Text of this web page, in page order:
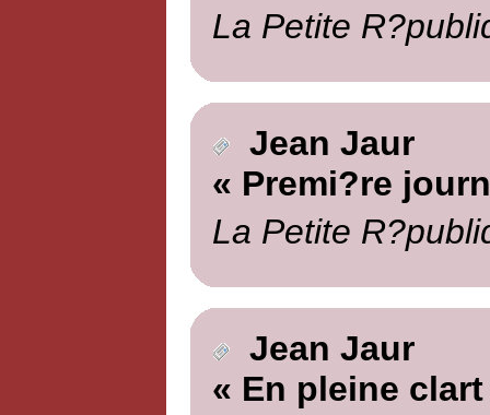
La Petite
Jean Jaur
« Premi?re
La Petite
Jean Jaur
« En pleine clart